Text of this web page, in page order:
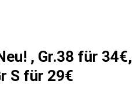
, Gr.38 für 34€,
S für 29€